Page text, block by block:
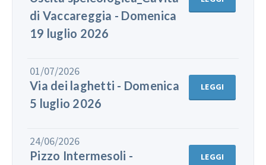
di Vaccareggia - Domenica
19 luglio 2026
01/07/2026
Via dei laghetti - Domenica
5 luglio 2026
LEGGI
24/06/2026
Pizzo Intermesoli -
LEGGI